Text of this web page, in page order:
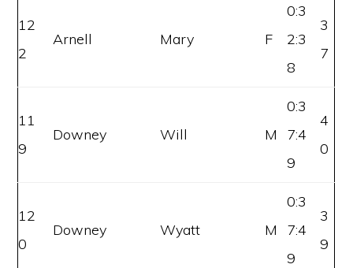
12
2
Arnell Mary F
0:3
2:3
8
3
7
11
9
Downey Will M
0:3
7:4
9
4
0
12
0
Downey Wyatt M
0:3
7:4
9
3
9